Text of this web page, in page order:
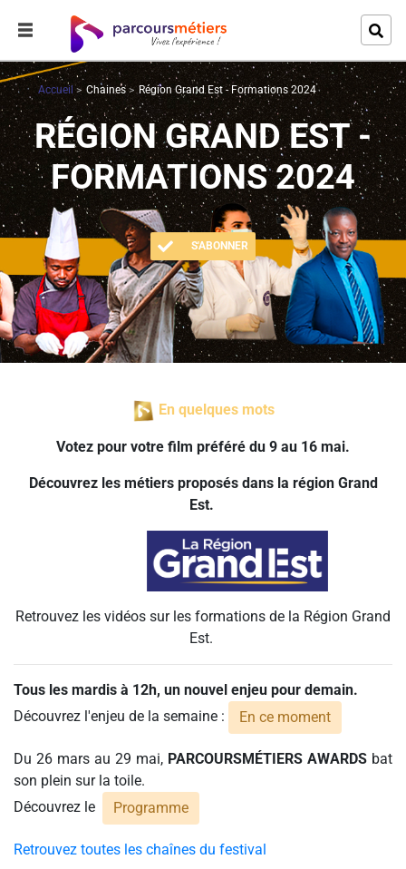
Accueil Chaines Région Grand Est - Formations 2024
RÉGION GRAND EST -
FORMATIONS 2024
S'ABONNER
En quelques mots
Votez pour votre film préféré du 9 au 16 mai.
Découvrez les métiers proposés dans la région Grand
Est.
Retrouvez les vidéos sur les formations de la Région Grand
Est.
Tous les mardis à 12h, un nouvel enjeu pour demain.
Découvrez l'enjeu de la semaine :
En ce moment
Du 26 mars au 29 mai, PARCOURSMÉTIERS AWARDS bat
son plein sur la toile.
Découvrez le
Programme
Retrouvez toutes les chaînes du festival